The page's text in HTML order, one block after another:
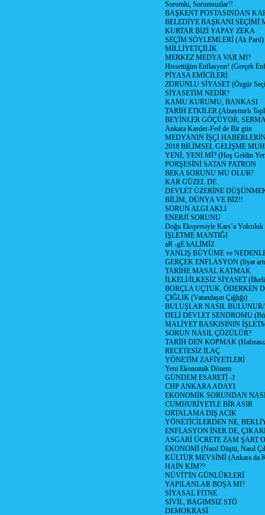
Sorumlu, Sorumsuzlar!!
BAŞKENT POSTASINDAN
BELEDİYE BAŞKANI SEÇİMİ
KURTAR BİZİ YAPAY ZEKA
SEÇİM SÖYLEMLERİ (Ak Parti)
MİLLİYETÇİLİK
MERKEZ MEDYA VAR MI?
Hissettiğim Enflasyon! (Gerçek
PİYASA EMİCİLERİ
ZORUNLU SİYASET (Özgür
SİYASETİM NEDİR?
KAMU KURUMU, BANKASI
TARİH ETKİLER (Alzaymırlı
BEYİNLER GÖÇÜYOR,
Ankara Kasder-Fed de Bir gün
MEDYANIN İŞÇİ
2018 BİLİMSEL GELİŞME
YENİ, YENİ Mİ? (Hoş Geldin
PORŞESİNİ SATAN PATRON
BEKA SORUNU MU OLUR?
KAR GÜZEL DE
DEVLET ÜZERİNE
BİLİM, DÜNYA VE BİZ!!
SORUN ALGI AKLI
ENERJİ SORUNU
Doğu Ekspresiyle Kars’a Yolculuk
İŞLETME MANTIĞI
aR -gE hALİMİZ
YANLIŞ BÜYÜME ve
GERÇEK ENFLASYON (fiyat
TARİHE MASAL KATMAK
İLKELİ/İLKESİZ SİYASET
BORÇLA UÇTUK, ÖDERKEN
ÇIĞLIK (Vatandaşın Çığlığı)
BULUŞLAR NASIL
DELİ DEVLET SENDROMU
MALİYET BASKISININ
SORUN NASIL ÇÖZÜLÜR?
TARİH DEN KOPMAK
RECETESİZ İLAÇ
YÖNETİM ZAFİYETLERİ
Yeni Ekonomik Dönem
GÜNDEM ESARETİ -1
CHP ANKARA ADAYI
EKONOMİK SORUNDAN
CUMHURİYETLE BİR ASIR
ORTALAMA DIŞ ACIK
YÖNETİCİLERDEN NE,
ENFLASYON İNER DE,
ASGARİ ÜCRETE ZAM ŞART
EKONOMİ (Nasıl Düştü, Nasıl
KÜLTÜR MEVSİMİ (Ankara da
HAİN KİM??
NÜVİT'İN GÜNLÜKLERİ
YAPILANLAR BOŞA MI?
SİYASAL FİTNE
SİVİL, BAGIMSIZ STÖ
DEMOKRASİ